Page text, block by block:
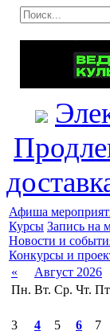
Афиша
Курсы Запись на
Новости и
Конкурсы и
«
Август 2026
Пн. Вт. Ср. Чт.
3
4 5 6 7